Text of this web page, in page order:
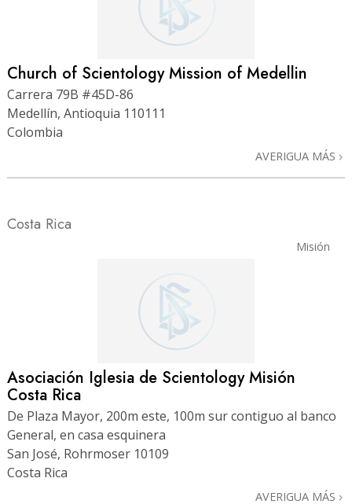
Church of Scientology Mission of Medellin
Carrera 79B #45D-86
Medellín, Antioquia 110111
Colombia
AVERIGUA MÁS
Costa Rica
Misión
Asociación Iglesia de Scientology Misión
Costa Rica
De Plaza Mayor, 200m este, 100m sur contiguo al banco
General, en casa esquinera
San José, Rohrmoser 10109
Costa Rica
AVERIGUA MÁS